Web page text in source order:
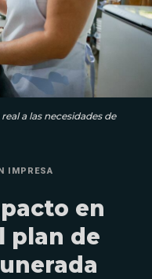
a las necesidades de
IMPRESA
en
plan de